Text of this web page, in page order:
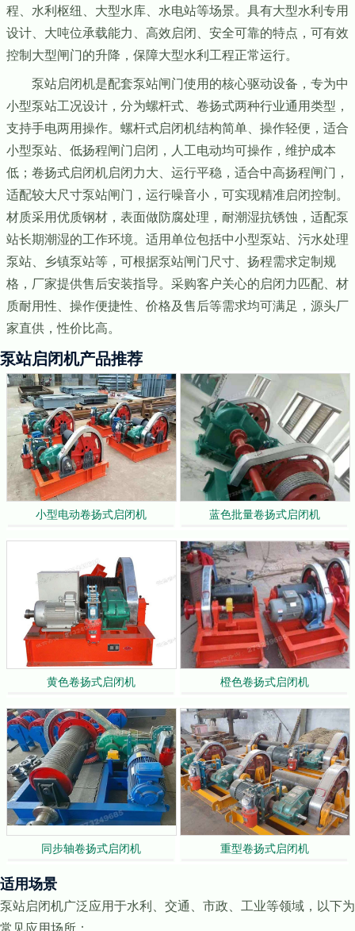
程、水利枢纽、大型水库、水电站等场景。具有大型水利专用
设计、大吨位承载能力、高效启闭、安全可靠的特点，可有效
控制大型闸门的升降，保障大型水利工程正常运行。
泵站启闭机是配套泵站闸门使用的核心驱动设备，专为中
小型泵站工况设计，分为螺杆式、卷扬式两种行业通用类型，
支持手电两用操作。螺杆式启闭机结构简单、操作轻便，适合
小型泵站、低扬程闸门启闭，人工电动均可操作，维护成本
低；卷扬式启闭机启闭力大、运行平稳，适合中高扬程闸门，
适配较大尺寸泵站闸门，运行噪音小，可实现精准启闭控制。
材质采用优质钢材，表面做防腐处理，耐潮湿抗锈蚀，适配泵
站长期潮湿的工作环境。适用单位包括中小型泵站、污水处理
泵站、乡镇泵站等，可根据泵站闸门尺寸、扬程需求定制规
格，厂家提供售后安装指导。采购客户关心的启闭力匹配、材
质耐用性、操作便捷性、价格及售后等需求均可满足，源头厂
家直供，性价比高。
泵站启闭机产品推荐
小型电动卷扬式启闭机 蓝色批量卷扬式启闭机
黄色卷扬式启闭机 橙色卷扬式启闭机
同步轴卷扬式启闭机 重型卷扬式启闭机
适用场景
泵站启闭机广泛应用于水利、交通、市政、工业等领域，以下为